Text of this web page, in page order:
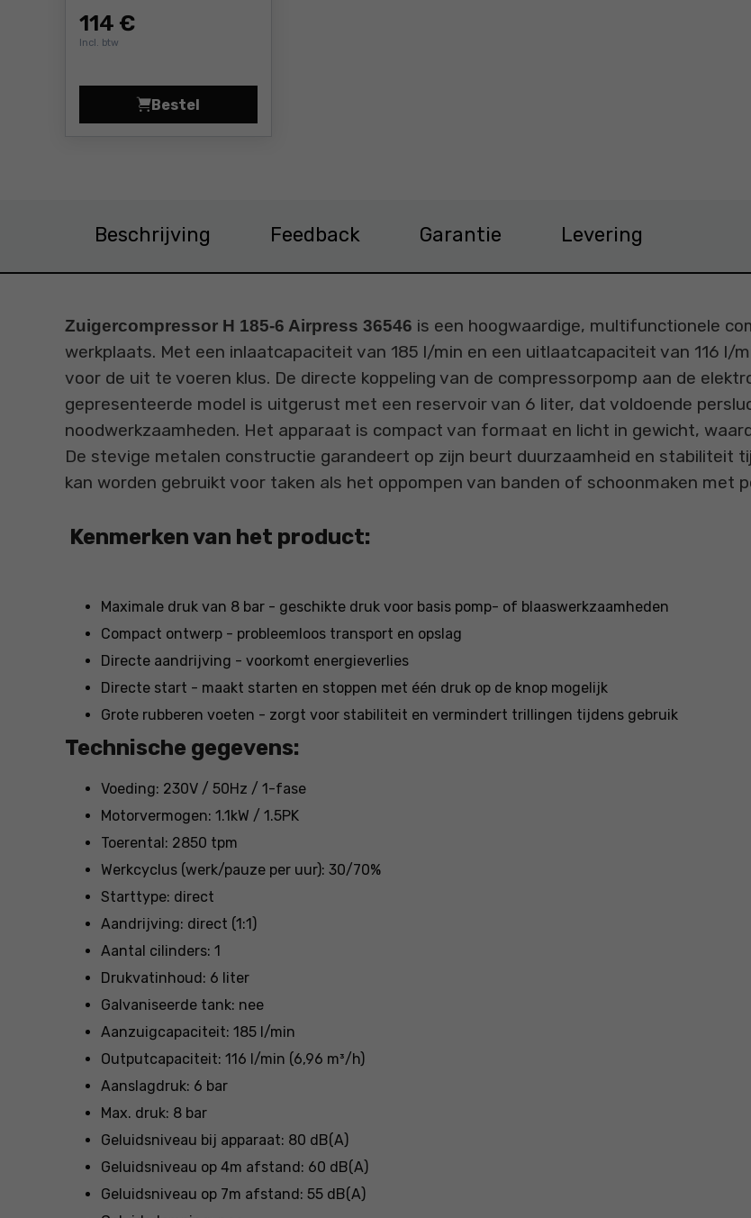
114 €
Incl. btw
Bestel
Zuigercompressor Airpress HL150-24 Prijs 114,0 €
Beschrijving Feedback Garantie Levering
Zuigercompressor H 185-6 Airpress 36546 is een hoogwaardige, multifunctionele
werkplaats. Met een inlaatcapaciteit van 185 l/min en een uitlaatcapaciteit van 116 l/
voor de uit te voeren klus. De directe koppeling van de compressorpomp aan de
gepresenteerde model is uitgerust met een reservoir van 6 liter, dat voldoende
noodwerkzaamheden. Het apparaat is compact van formaat en licht in gewicht,
De stevige metalen constructie garandeert op zijn beurt duurzaamheid en stabiliteit
kan worden gebruikt voor taken als het oppompen van banden of schoonmaken met
Kenmerken van het product:
Maximale druk van 8 bar - geschikte druk voor basis pomp- of blaaswerkzaamheden
Compact ontwerp - probleemloos transport en opslag
Directe aandrijving - voorkomt energieverlies
Directe start - maakt starten en stoppen met één druk op de knop mogelijk
Grote rubberen voeten - zorgt voor stabiliteit en vermindert trillingen tijdens gebruik
Technische gegevens:
Voeding: 230V / 50Hz / 1-fase
Motorvermogen: 1.1kW / 1.5PK
Toerental: 2850 tpm
Werkcyclus (werk/pauze per uur): 30/70%
Starttype: direct
Aandrijving: direct (1:1)
Aantal cilinders: 1
Drukvatinhoud: 6 liter
Galvaniseerde tank: nee
Aanzuigcapaciteit: 185 l/min
Outputcapaciteit: 116 l/min (6,96 m³/h)
Aanslagdruk: 6 bar
Max. druk: 8 bar
Geluidsniveau bij apparaat: 80 dB(A)
Geluidsniveau op 4m afstand: 60 dB(A)
Geluidsniveau op 7m afstand: 55 dB(A)